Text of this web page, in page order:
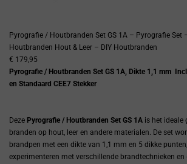
Pyrografie / Houtbranden Set GS 1A – Pyrografie Set
Houtbranden Hout & Leer – DIY Houtbranden
€ 179,95
Pyrografie / Houtbranden Set GS 1A, Dikte 1,1 mm 
en Standaard CEE7 Stekker
Deze Pyrografie / Houtbranden Set GS 1A is het ideale
branden op hout, leer en andere materialen. De set
brandpen met een dikte van 1,1 mm en 5 dikke
experimenteren met verschillende brandtechnieken en